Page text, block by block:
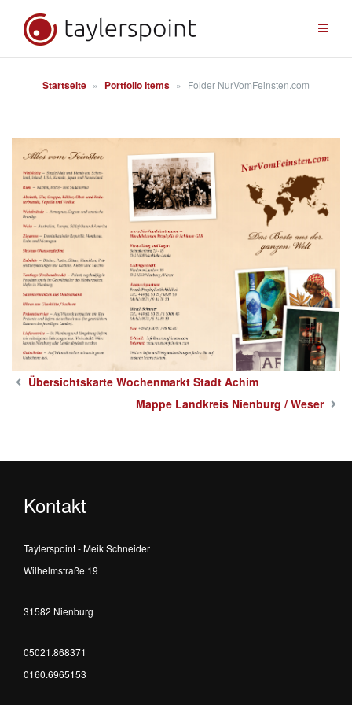
Inhalt
springen
Startseite » Portfolio Items » Folder NurVomFeinsten.com
Übersichtskarte Wochenmarkt Stadt Achim
Mappe Landkreis Nienburg / Weser
Kontakt
Taylerspoint - Meik Schneider
Wilhelmstraße 19
31582 Nienburg
05021.868371
0160.6965153